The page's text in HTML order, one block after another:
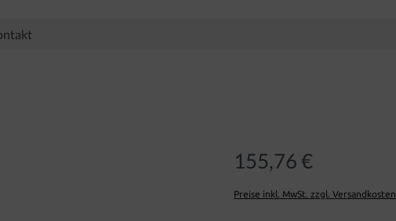
155,76 €
Preise inkl. MwSt. zzgl. Versandkosten